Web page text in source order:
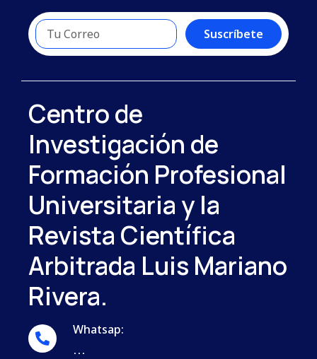
Suscríbete
Centro de
Investigación de
Formación Profesional
Universitaria y la
Revista Científica
Arbitrada Luis Mariano
Rivera.
Whatsap:
...